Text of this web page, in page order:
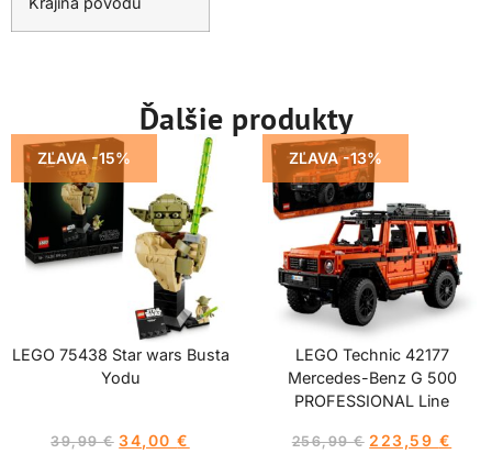
Ďalšie produkty
ZĽAVA -15%
LEGO 75438 Star wars Busta
Yodu
39,99€ 34,00€
ZĽAVA -13%
LEGO Technic 42177
Mercedes-Benz G 500
PROFESSIONAL Line
256,99€ 223,59 €